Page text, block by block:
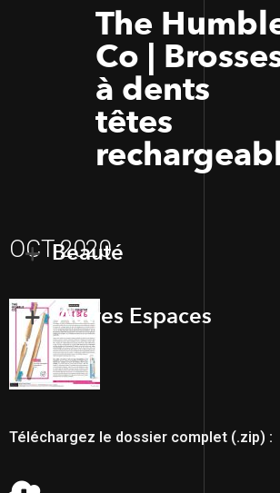
The
Co |
à dents
têtes
OCT 2020
Beauté
Autres Espaces
Téléchargez le dossier complet (.zip) :